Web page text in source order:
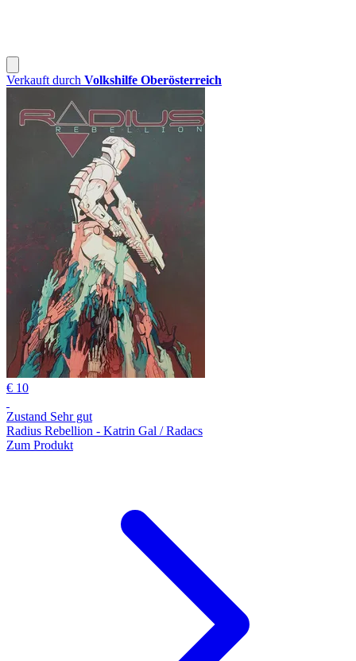
Verkauft durch Volkshilfe Oberösterreich
€ 10
Zustand Sehr gut
Radius Rebellion - Katrin Gal / Radacs
Zum Produkt